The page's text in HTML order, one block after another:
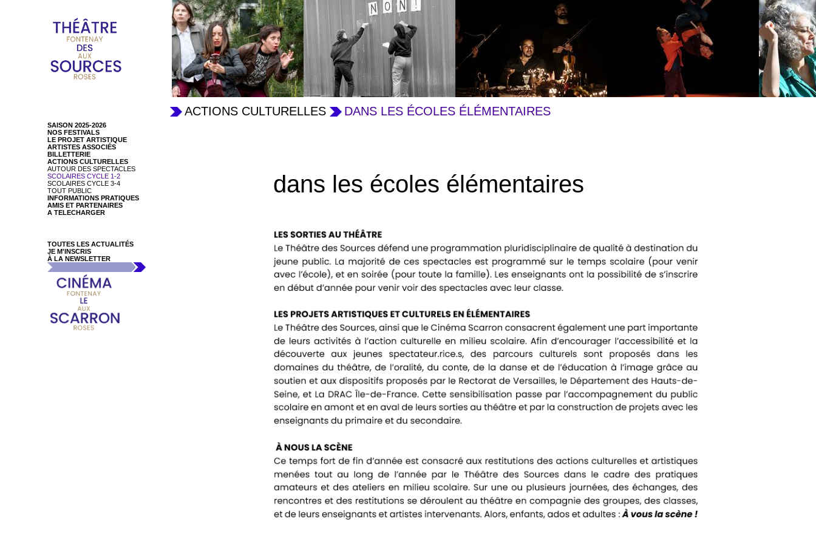
SAISON 2025-2026
NOS FESTIVALS
LE PROJET ARTISTIQUE
ARTISTES ASSOCIÉS
BILLETTERIE
ACTIONS CULTURELLES
AUTOUR DES SPECTACLES
SCOLAIRES CYCLE 1-2
SCOLAIRES CYCLE 3-4
TOUT PUBLIC
INFORMATIONS PRATIQUES
AMIS ET PARTENAIRES
A TELECHARGER
TOUTES LES ACTUALITÉS
JE M'INSCRIS
À LA NEWSLETTER
ACTIONS CULTURELLES DANS LES ÉCOLES ÉLÉMENTAIRES
dans les écoles élémentaires